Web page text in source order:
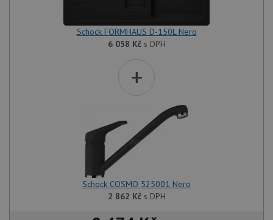
Schock FORMHAUS D-150L Nero
6 058 Kčs DPH
+
Schock COSMO 525001 Nero
2 862 Kčs DPH